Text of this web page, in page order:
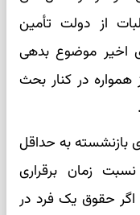
از دولت تأمین
اخیر موضوع بدهی
همواره در کنار بحث
بازنشسته به حداقل
به حدود ۹۰ درصد نسبت زمان برقراری
حقوق یک فرد در